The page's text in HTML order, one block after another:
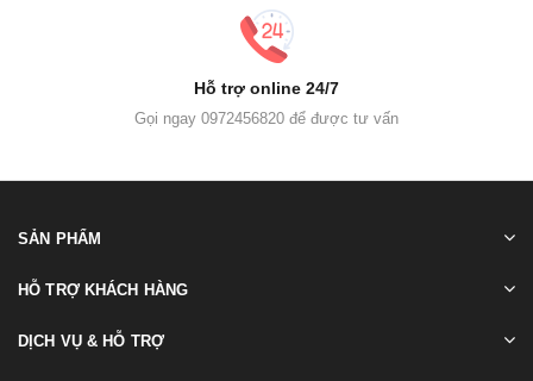
Hỗ trợ online 24/7
Gọi ngay 0972456820 để được tư vấn
SẢN PHẨM
HỖ TRỢ KHÁCH HÀNG
DỊCH VỤ & HỖ TRỢ